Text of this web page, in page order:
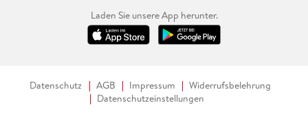
Laden Sie unsere App herunter.
Datenschutz AGB Impressum
Widerrufsbelehrung
Datenschutzeinstellungen